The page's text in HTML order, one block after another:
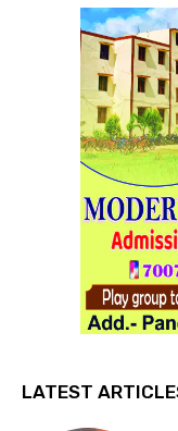
LATEST